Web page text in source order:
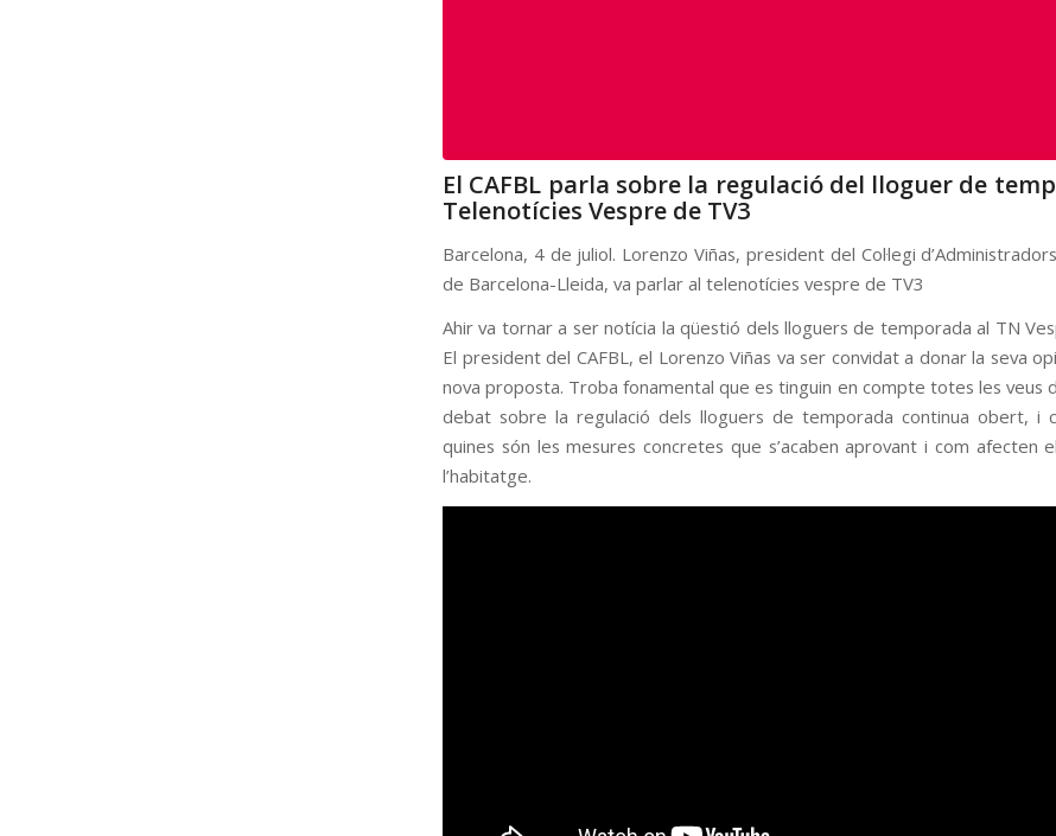
El CAFBL parla sobre la regulació del lloguer de
Telenotícies Vespre de TV3
Barcelona, 4 de juliol. Lorenzo Viñas, president del Col·legi
de Barcelona-Lleida, va parlar al telenotícies vespre de TV3
Ahir va tornar a ser notícia la qüestió dels lloguers de temporada al TN
El president del CAFBL, el Lorenzo Viñas va ser convidat a donar la seva
nova proposta. Troba fonamental que es tinguin en compte totes les veus
debat sobre la regulació dels lloguers de temporada continua obert, i
quines són les mesures concretes que s’acaben aprovant i com afecten
l’habitatge.